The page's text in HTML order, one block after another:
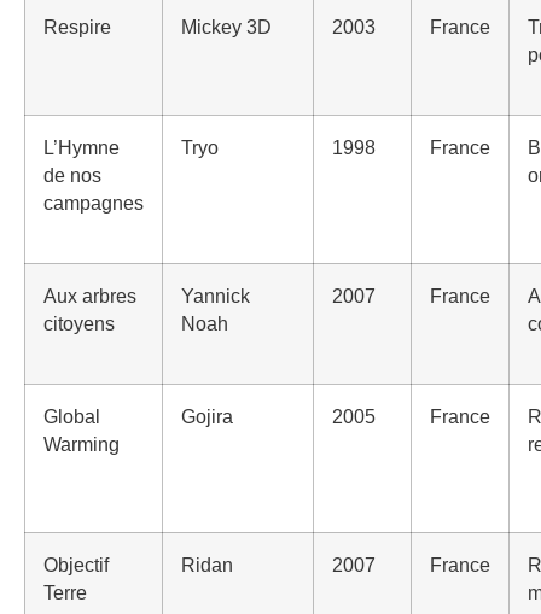
Respire Mickey 3D 2003 France
L’Hymne
de nos
campagnes
Tryo 1998 France
Aux arbres
citoyens
Yannick
Noah
2007 France
Global
Warming
Gojira 2005 France
Objectif
Terre
Ridan 2007 France